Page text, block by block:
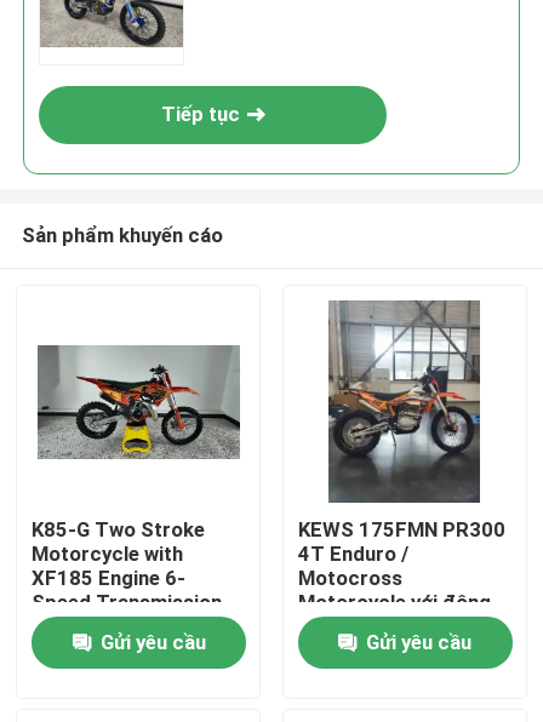
Trang chủ
Các sản phẩm
Tiếp tục
Sản phẩm khuyến cáo
K85-G Two Stroke
Motorcycle with
XF185 Engine 6-
Speed Transmission
and Professional
Suspension for Off-
Road Adventure
Gửi yêu cầu
KEWS 175FMN PR300
4T Enduro /
Motocross
Motorcycle với động
cơ PR300 271.3ML
Piston Displacement
và Electric Starter
Gửi yêu cầu